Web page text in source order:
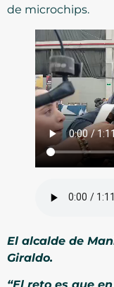
de microchips.
El alcalde de
Giraldo.